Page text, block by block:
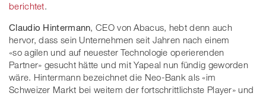
berichtet.
Claudio Hintermann, CEO von Abacus, hebt denn auch
hervor, dass sein Unternehmen seit Jahren nach einem
«so agilen und auf neuester Technologie operierenden
Partner» gesucht hätte und mit Yapeal nun fündig geworden
wäre. Hintermann bezeichnet die Neo-Bank als «im
Schweizer Markt bei weitem der fortschrittlichste Player» und